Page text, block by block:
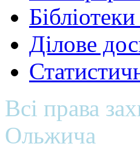
Ділове
Всі права
Ольжича